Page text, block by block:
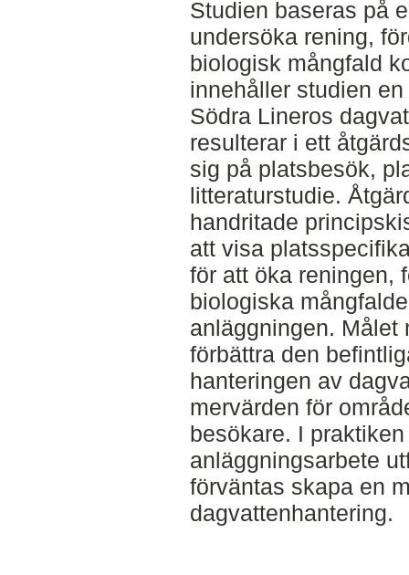
Studien baseras på
undersöka rening,
biologisk mångfald
innehåller studien
Södra Lineros
resulterar i ett
sig på platsbesök,
litteraturstudie.
handritade
att visa
för att öka reningen,
biologiska
anläggningen. Målet
förbättra den
hanteringen av
mervärden för
besökare. I
anläggningsarbete
förväntas skapa en
dagvattenhantering.